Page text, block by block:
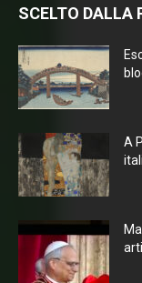
SCELTO DALLA
A